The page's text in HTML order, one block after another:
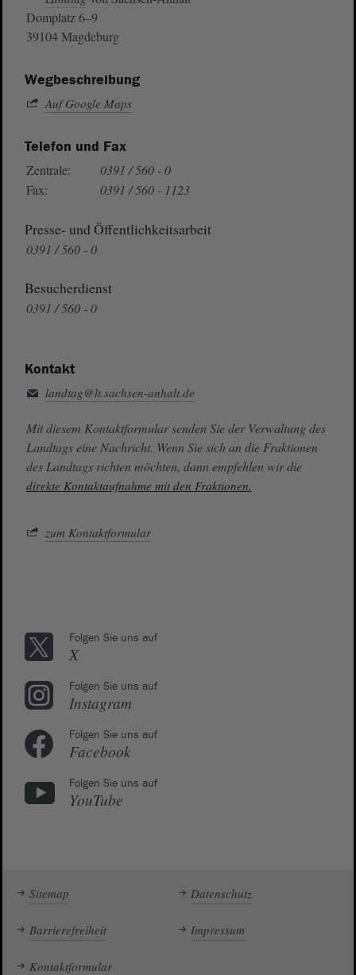
Domplatz 6–9
39104 Magdeburg
Wegbeschreibung
Auf Google Maps
Telefon und Fax
Zentrale:
0391 / 560 - 0
Fax:
0391 / 560 - 1123
Presse- und Öffentlichkeitsarbeit
0391 / 560 - 0
Besucherdienst
0391 / 560 - 0
Kontakt
landtag@lt.sachsen-anhalt.de
Mit diesem Kontaktformular senden Sie der Verwaltung des
Landtags eine Nachricht. Wenn Sie sich an die Fraktionen
des Landtags richten möchten, dann empfehlen wir die
direkte Kontaktaufnahme mit den Fraktionen.
zum Kontaktformular
Folgen Sie uns auf
X
Folgen Sie uns auf
Instagram
Folgen Sie uns auf
Facebook
Folgen Sie uns auf
YouTube
Sitemap Datenschutz
Barrierefreiheit Impressum
Kontaktformular